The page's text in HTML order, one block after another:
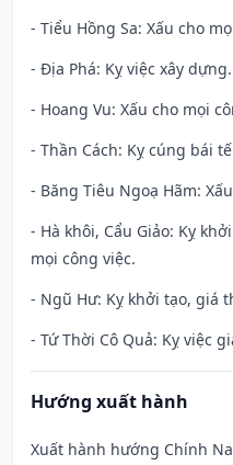
- Tiểu Hồng Sa: Xấu cho
- Địa Phá: Kỵ việc xây dựng.
- Hoang Vu: Xấu cho mọi
- Thần Cách: Kỵ cúng bái
- Băng Tiêu Ngoạ Hãm:
- Hà khôi, Cẩu Giảo: Kỵ
mọi công việc.
- Ngũ Hư: Kỵ khởi tạo, giá
- Tứ Thời Cô Quả: Kỵ việc
Hướng xuất hành
Xuất hành hướng Chính